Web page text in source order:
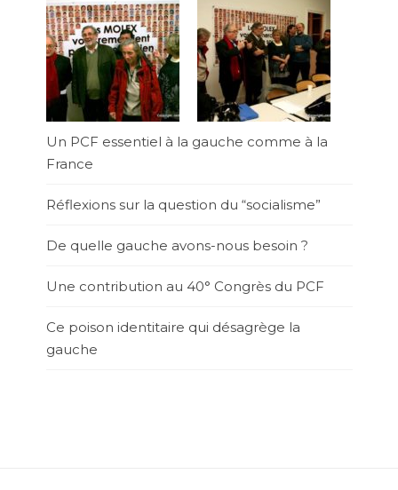
Un PCF essentiel à la gauche comme à la
France
Réflexions sur la question du “socialisme”
De quelle gauche avons-nous besoin ?
Une contribution au 40° Congrès du PCF
Ce poison identitaire qui désagrège la
gauche